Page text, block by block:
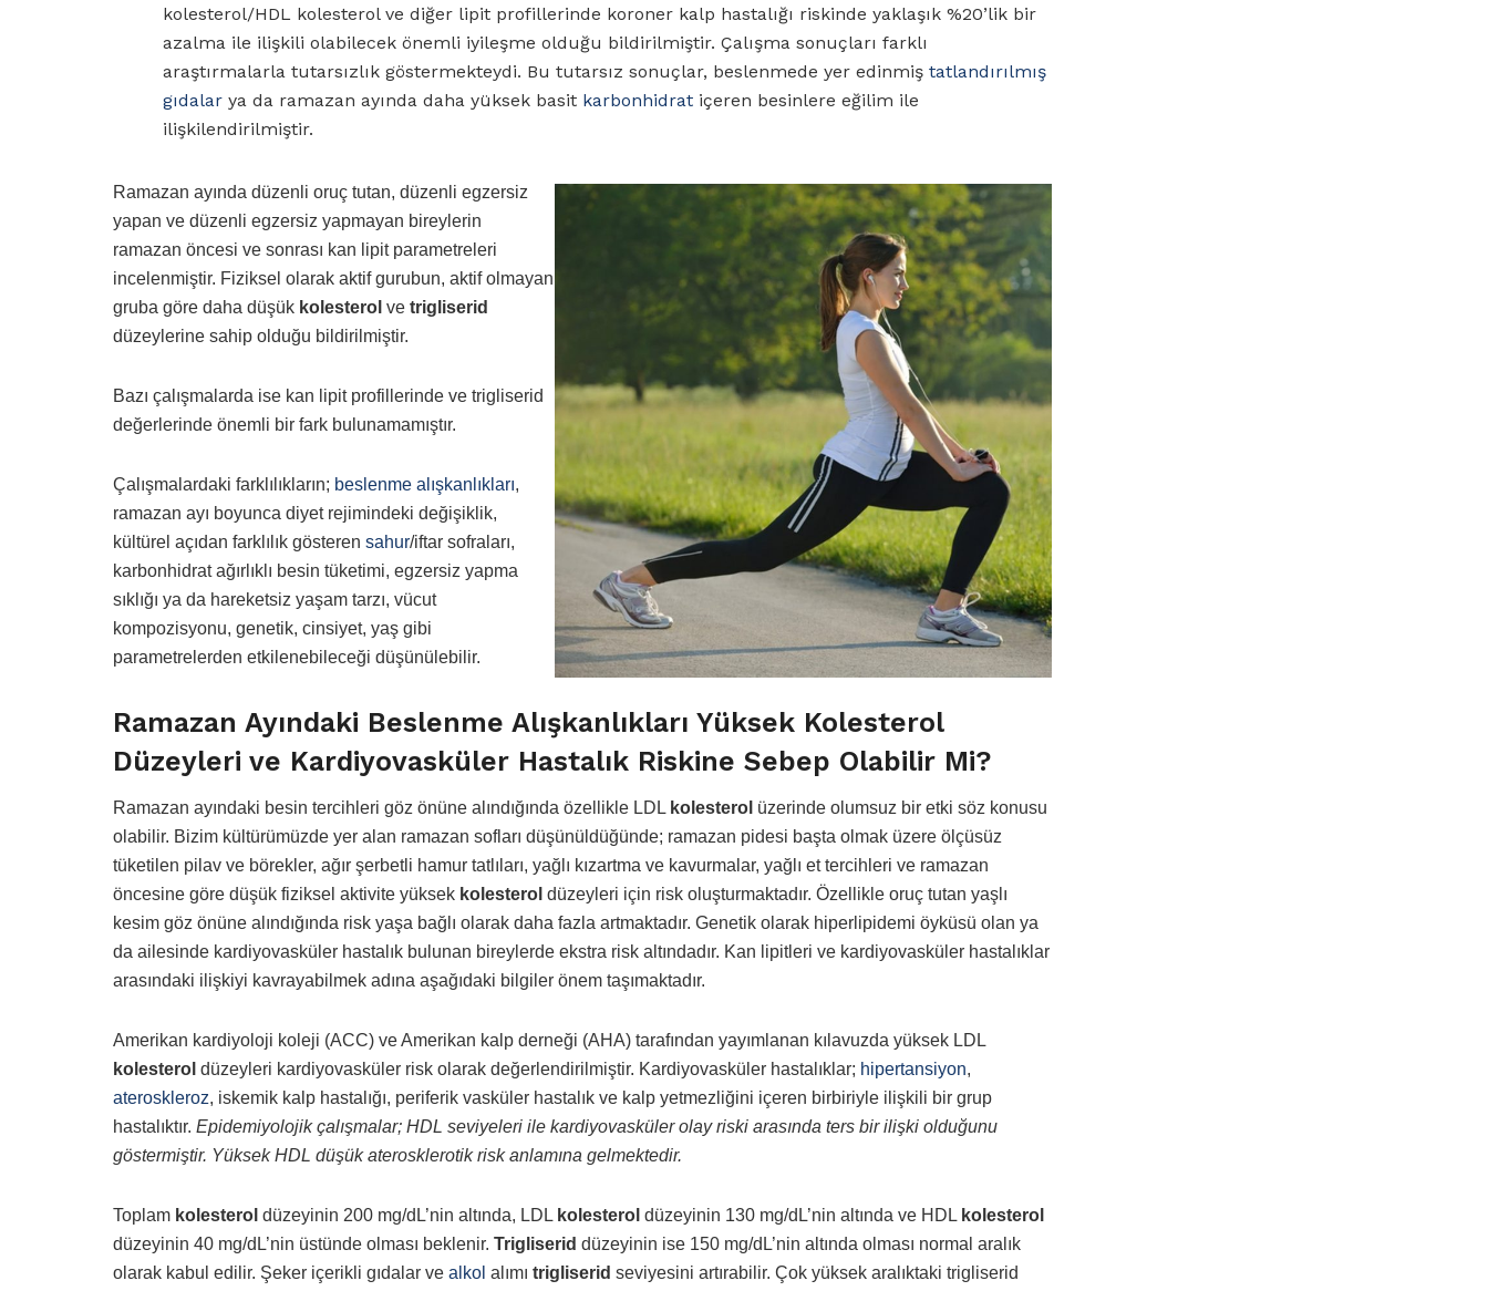
kolesterol/HDL kolesterol ve diğer lipit profillerinde koroner kalp hastalığı riskinde yaklaşık %20’lik bir
azalma ile ilişkili olabilecek önemli iyileşme olduğu bildirilmiştir. Çalışma sonuçları farklı
araştırmalarla tutarsızlık göstermekteydi. Bu tutarsız sonuçlar, beslenmede yer edinmiş tatlandırılmış
gıdalar ya da ramazan ayında daha yüksek basit karbonhidrat içeren besinlere eğilim ile
ilişkilendirilmiştir.
Ramazan ayında düzenli oruç tutan, düzenli egzersiz
yapan ve düzenli egzersiz yapmayan bireylerin
ramazan öncesi ve sonrası kan lipit parametreleri
incelenmiştir. Fiziksel olarak aktif gurubun, aktif olmayan
gruba göre daha düşük kolesterol ve trigliserid
düzeylerine sahip olduğu bildirilmiştir.
Bazı çalışmalarda ise kan lipit profillerinde ve trigliserid
değerlerinde önemli bir fark bulunamamıştır.
Çalışmalardaki farklılıkların; beslenme alışkanlıkları,
ramazan ayı boyunca diyet rejimindeki değişiklik,
kültürel açıdan farklılık gösteren sahur/iftar sofraları,
karbonhidrat ağırlıklı besin tüketimi, egzersiz yapma
sıklığı ya da hareketsiz yaşam tarzı, vücut
kompozisyonu, genetik, cinsiyet, yaş gibi
parametrelerden etkilenebileceği düşünülebilir.
Ramazan Ayındaki Beslenme Alışkanlıkları Yüksek Kolesterol
Düzeyleri ve Kardiyovasküler Hastalık Riskine Sebep Olabilir Mi?
Ramazan ayındaki besin tercihleri göz önüne alındığında özellikle LDL kolesterol üzerinde olumsuz bir etki söz konusu
olabilir. Bizim kültürümüzde yer alan ramazan sofları düşünüldüğünde; ramazan pidesi başta olmak üzere ölçüsüz
tüketilen pilav ve börekler, ağır şerbetli hamur tatlıları, yağlı kızartma ve kavurmalar, yağlı et tercihleri ve ramazan
öncesine göre düşük fiziksel aktivite yüksek kolesterol düzeyleri için risk oluşturmaktadır. Özellikle oruç tutan yaşlı
kesim göz önüne alındığında risk yaşa bağlı olarak daha fazla artmaktadır. Genetik olarak hiperlipidemi öyküsü olan ya
da ailesinde kardiyovasküler hastalık bulunan bireylerde ekstra risk altındadır. Kan lipitleri ve kardiyovasküler hastalıklar
arasındaki ilişkiyi kavrayabilmek adına aşağıdaki bilgiler önem taşımaktadır.
Amerikan kardiyoloji koleji (ACC) ve Amerikan kalp derneği (AHA) tarafından yayımlanan kılavuzda yüksek LDL
kolesterol düzeyleri kardiyovasküler risk olarak değerlendirilmiştir. Kardiyovasküler hastalıklar; hipertansiyon,
ateroskleroz, iskemik kalp hastalığı, periferik vasküler hastalık ve kalp yetmezliğini içeren birbiriyle ilişkili bir grup
hastalıktır. Epidemiyolojik çalışmalar; HDL seviyeleri ile kardiyovasküler olay riski arasında ters bir ilişki olduğunu
göstermiştir. Yüksek HDL düşük aterosklerotik risk anlamına gelmektedir.
Toplam kolesterol düzeyinin 200 mg/dL’nin altında, LDL kolesterol düzeyinin 130 mg/dL’nin altında ve HDL kolesterol
düzeyinin 40 mg/dL’nin üstünde olması beklenir. Trigliserid düzeyinin ise 150 mg/dL’nin altında olması normal aralık
olarak kabul edilir. Şeker içerikli gıdalar ve alkol alımı trigliserid seviyesini artırabilir. Çok yüksek aralıktaki trigliserid